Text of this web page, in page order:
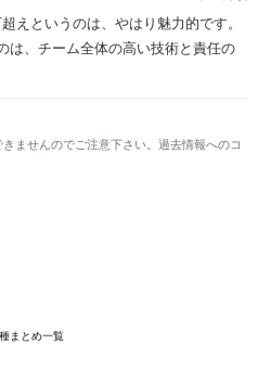
えというのは、やはり魅力的です。
は、チーム全体の高い技術と責任の
ませんのでご注意下さい。過去情報へのコ
まとめ一覧